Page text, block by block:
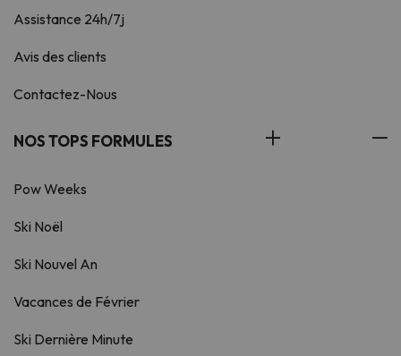
Assistance 24h/7j
Avis des clients
Contactez-Nous
NOS TOPS FORMULES
Pow Weeks
Ski Noël
Ski Nouvel An
Vacances de Février
Ski Dernière Minute